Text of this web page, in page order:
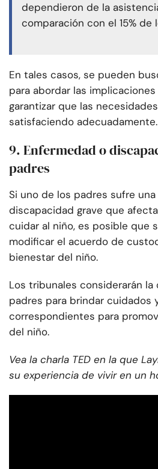
dependieron de la
comparación con el 15% de
En tales casos, se pueden
para abordar las
garantizar que las
satisfaciendo adecuadamente.
9. Enfermedad o
padres
Si uno de los padres sufre
discapacidad grave que
cuidar al niño, es posible que
modificar el acuerdo de
bienestar del niño.
Los tribunales considerarán
padres para brindar cuidados
correspondientes para
del niño.
Vea la charla TED en la que
su experiencia de vivir en un